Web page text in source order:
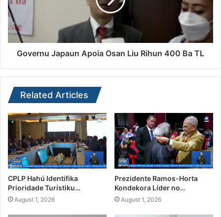
Governu Japaun Apoia Osan Liu Rihun 400 Ba TL
Related Articles
CPLP Hahú Identifika
Prioridade Turístiku…
August 1, 2026
Prezidente Ramos-Horta
Kondekora Líder no…
August 1, 2026